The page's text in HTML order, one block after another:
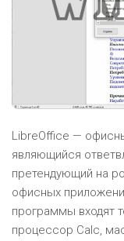
LibreOffice —
являющийся
претендующий на
офисных
программы входят
процессор Calc,